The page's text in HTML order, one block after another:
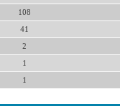
108
41
2
1
1